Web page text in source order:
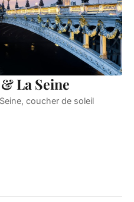
La Seine
coucher de soleil